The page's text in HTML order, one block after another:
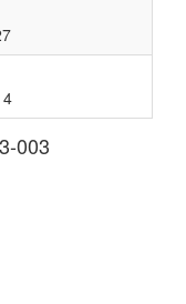
4
003